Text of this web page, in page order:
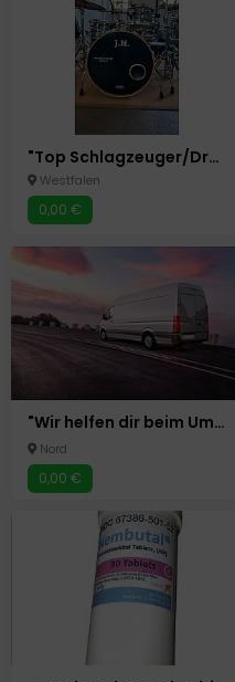
"Top Schlagzeuger/Drummer" sucht Band
Westfalen
0,00 €
"Wir helfen dir beim Umzug ⚡ Umzugshelfer ⭐ Umzug ⚡ Tragehelfer"
Nord
0,00 €